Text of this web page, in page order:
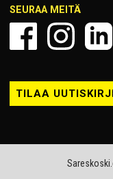
SEURAA MEITÄ
TILAA